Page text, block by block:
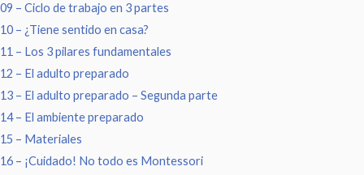
09 – Ciclo de trabajo en 3 partes
10 – ¿Tiene sentido en casa?
11 – Los 3 pilares fundamentales
12 – El adulto preparado
13 – El adulto preparado – Segunda parte
14 – El ambiente preparado
15 – Materiales
16 – ¡Cuidado! No todo es Montessori